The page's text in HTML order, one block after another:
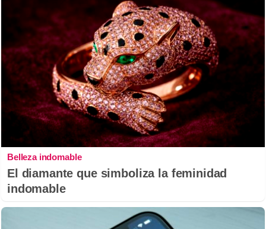
Belleza indomable
El diamante que simboliza la feminidad
indomable